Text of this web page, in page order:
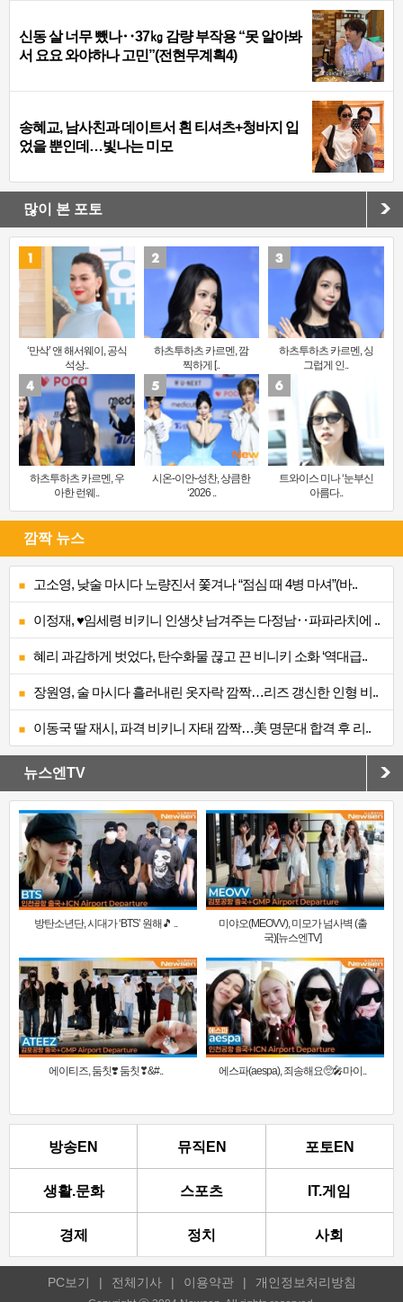
신동 살 너무 뺐나‥37㎏ 감량 부작용 “못 알아봐
서 요요 와야하나 고민”(전현무계획4)
송혜교, 남사친과 데이트서 흰 티셔츠+청바지 입
었을 뿐인데…빛나는 미모
많이 본 포토
‘만삭’ 앤 해서웨이, 공식
석상..
하츠투하츠 카르멘, 깜
찍하게 [..
하츠투하츠 카르멘, 싱
그럽게 인..
하츠투하츠 카르멘, 우
아한 런웨..
시온-이안-성찬, 상큼한
‘2026 ..
트와이스 미나 ‘눈부신
아름다..
깜짝 뉴스
고소영, 낮술 마시다 노량진서 쫓겨나 “점심 때 4병 마셔”(바..
이정재, ♥임세령 비키니 인생샷 남겨주는 다정남‥파파라치에 ..
혜리 과감하게 벗었다, 탄수화물 끊고 끈 비니키 소화 ‘역대급..
장원영, 술 마시다 흘러내린 옷자락 깜짝…리즈 갱신한 인형 비..
이동국 딸 재시, 파격 비키니 자태 깜짝…美 명문대 합격 후 리..
뉴스엔TV
방탄소년단, 시대가 ‘BTS’ 원해🎵 ..
미야오(MEOVV), 미모가 넘사벽 (출
국)[뉴스엔TV]
에이티즈, 둠칫❣️ 둠칫❣&#.. 에스파(aespa), 죄송해요🥺🎤마이..
방송EN 뮤직EN 포토EN
생활.문화 스포츠 IT.게임
경제 정치 사회
PC보기 | 전체기사 | 이용약관 | 개인정보처리방침